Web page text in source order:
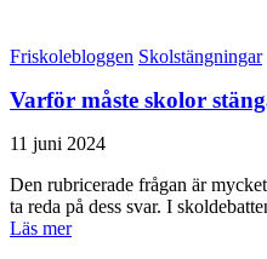
Friskolebloggen Skolstängningar
Varför måste skolor
11 juni 2024
Den rubricerade frågan är
ta reda på dess svar. I
Läs mer